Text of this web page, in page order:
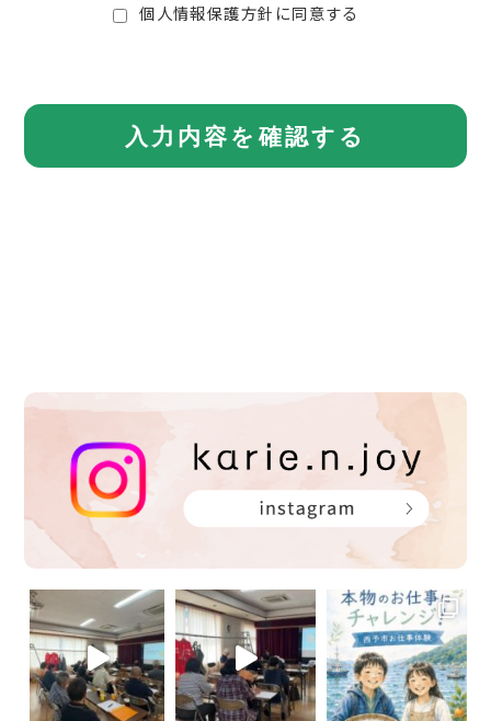
個人情報保護方針に同意する
入力内容を確認する